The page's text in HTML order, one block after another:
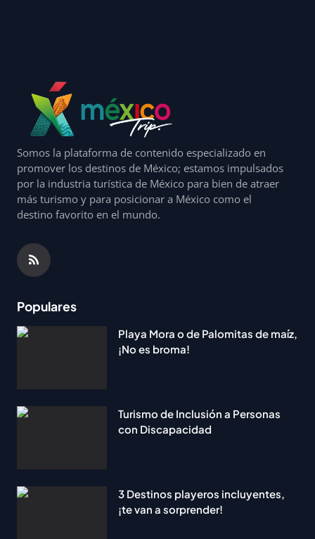
Somos la plataforma de contenido especializado en
promover los destinos de México; estamos impulsados
por la industria turística de México para bien de atraer
más turismo y para posicionar a México como el
destino favorito en el mundo.
Populares
Playa Mora o de Palomitas de maíz,
¡No es broma!
Turismo de Inclusión a Personas
con Discapacidad
3 Destinos playeros incluyentes,
¡te van a sorprender!